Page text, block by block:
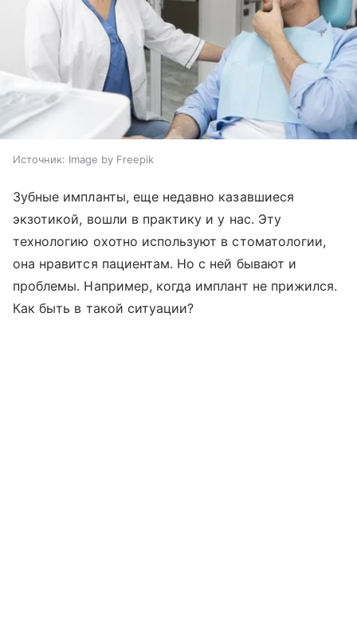
Источник: Image by Freepik
Зубные импланты, еще недавно казавшиеся
экзотикой, вошли в практику и у нас. Эту
технологию охотно используют в стоматологии,
она нравится пациентам. Но с ней бывают и
проблемы. Например, когда имплант не прижился.
Как быть в такой ситуации?